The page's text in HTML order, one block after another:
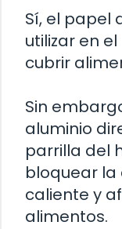
Sí, el papel
utilizar en
cubrir
Sin
aluminio
parrilla del
bloquear la
caliente y
alimentos.